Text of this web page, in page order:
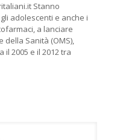
Stanno
adolescenti e anche i
a lanciare
della Sanità (OMS),
2005 e il 2012 tra